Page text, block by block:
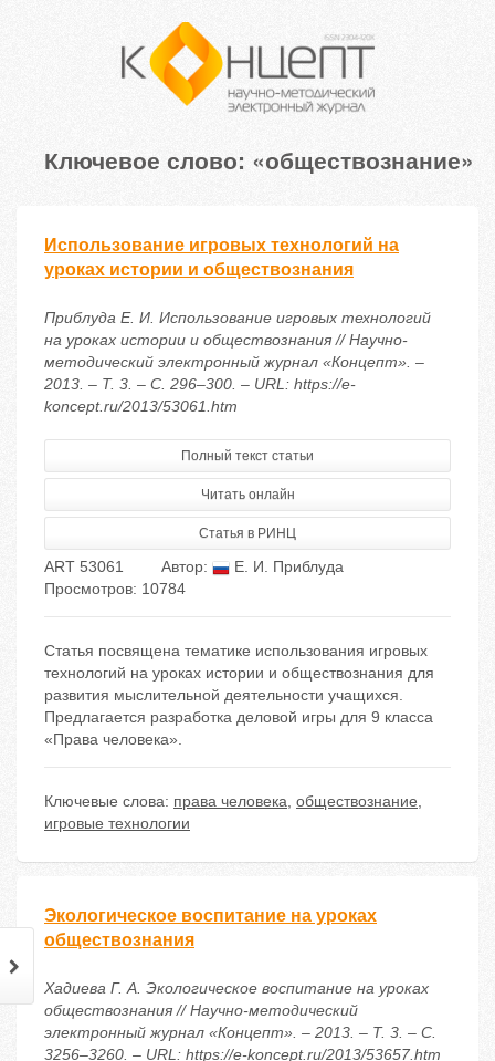
Ключевое слово: «обществознание»
Использование игровых технологий на
уроках истории и обществознания
Приблуда Е. И. Использование игровых технологий
на уроках истории и обществознания // Научно-
методический электронный журнал «Концепт». –
2013. – Т. 3. – С. 296–300. – URL: https://e-
koncept.ru/2013/53061.htm
Полный текст статьи
Читать онлайн
Статья в РИНЦ
ART 53061 Автор:
Е. И. Приблуда
Просмотров: 10784
Статья посвящена тематике использования игровых
технологий на уроках истории и обществознания для
развития мыслительной деятельности учащихся.
Предлагается разработка деловой игры для 9 класса
«Права человека».
Ключевые слова: права человека, обществознание,
игровые технологии
Экологическое воспитание на уроках
обществознания
Хадиева Г. А. Экологическое воспитание на уроках
обществознания // Научно-методический
электронный журнал «Концепт». – 2013. – Т. 3. – С.
3256–3260. – URL: https://e-koncept.ru/2013/53657.htm